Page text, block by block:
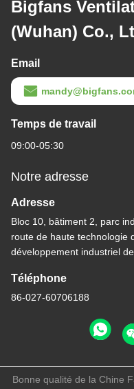
Bigfans
(Wuhan) Co.,
Email
Temps de travail
09:00-05:30
Notre adresse
Adresse
Bloc 10, bâtiment 2, parc
route de haute technologie
développement industriel
Téléphone
86-027-60706188
Bonne qualité de la Chine